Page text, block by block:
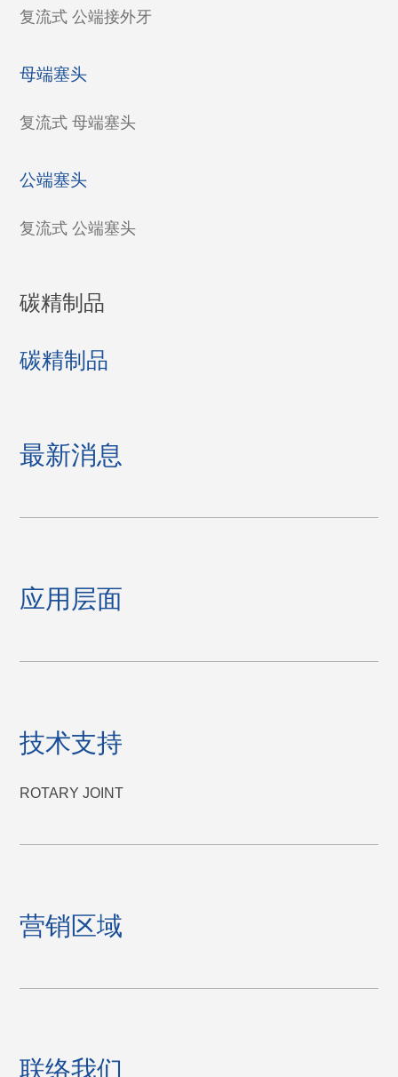
复流式 公端接外牙
母端塞头
复流式 母端塞头
公端塞头
复流式 公端塞头
碳精制品
碳精制品
最新消息
应用层面
技术支持
ROTARY JOINT
营销区域
联络我们